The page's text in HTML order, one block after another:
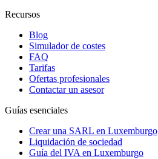
Recursos
Blog
Simulador de costes
FAQ
Tarifas
Ofertas profesionales
Contactar un asesor
Guías esenciales
Crear una SARL en Luxemburgo
Liquidación de sociedad
Guía del IVA en Luxemburgo